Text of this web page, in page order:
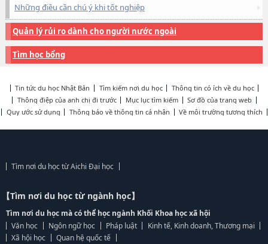
Những điều cần chú ý khi tốt nghiệp
Quản lý rủi ro dành cho người nước ngoài
Tìm học bổng
Tin tức du học Nhật Bản Tìm kiếm nơi du học
Thông tin có ích về du học
Thông điệp của anh chị đi trước
Mục lục tìm kiếm
Sơ đồ của trang web
Quy ước sử dụng
Thông báo về thông tin cá nhân Về môi trường tương thích
Tìm nơi du học từ Aichi Đại học
【Tìm nơi du học từ ngành học】
Tìm nơi du học mà có thể học ngành Khối Khoa học xã hội
Văn học
Ngôn ngữ học Pháp luật
Kinh tế, Kinh doanh, Thương mại
Xã hội học
Quan hệ quốc tế